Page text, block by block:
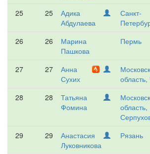
25 25
Адика
Абдулаева
Санкт-
26 26
Марина
Пашкова
Пермь
27 27
Анна
Сухих
28 28
Татьяна
Фомина
область,
29 29
Анастасия
Луковникова
Рязань